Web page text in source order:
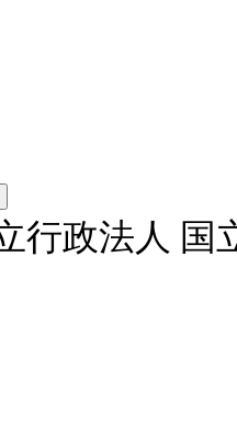
行政法人 国